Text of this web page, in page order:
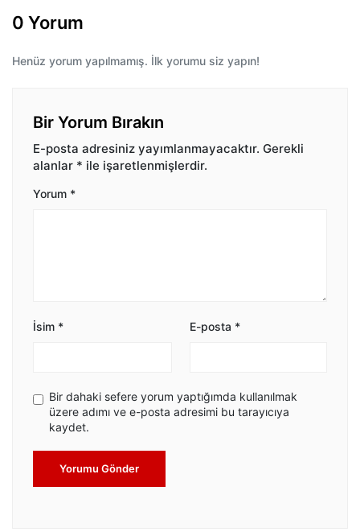
0 Yorum
Henüz yorum yapılmamış. İlk yorumu siz yapın!
Bir Yorum Bırakın
E-posta adresiniz yayımlanmayacaktır. Gerekli
alanlar * ile işaretlenmişlerdir.
Yorum *
İsim * E-posta *
Bir dahaki sefere yorum yaptığımda kullanılmak
üzere adımı ve e-posta adresimi bu tarayıcıya
kaydet.
Yorumu Gönder